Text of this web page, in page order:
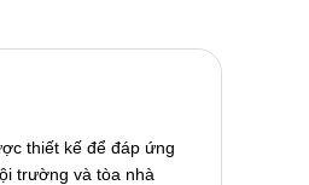
thiết kế để đáp ứng
trường và tòa nhà